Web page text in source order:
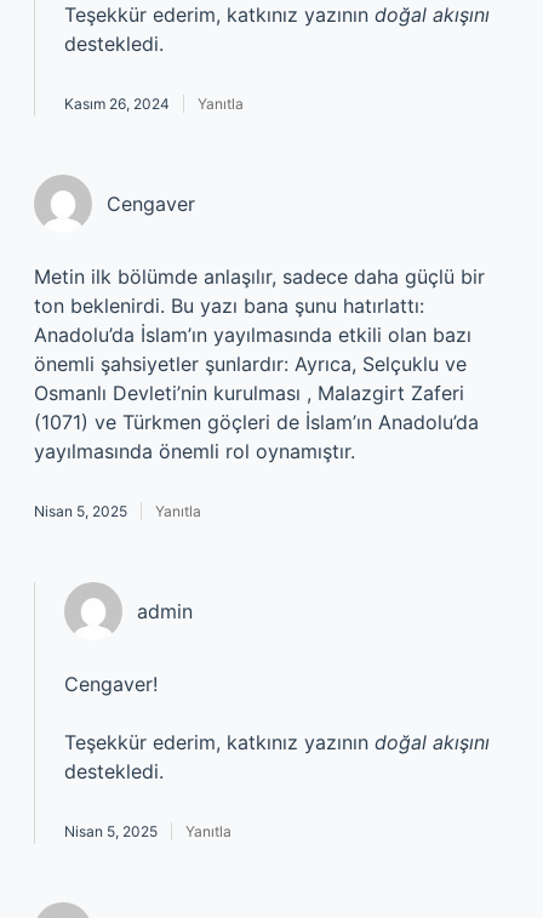
Teşekkür ederim, katkınız yazının doğal akışını
destekledi.
Kasım 26, 2024 Yanıtla
Cengaver
Metin ilk bölümde anlaşılır, sadece daha güçlü bir
ton beklenirdi. Bu yazı bana şunu hatırlattı:
Anadolu’da İslam’ın yayılmasında etkili olan bazı
önemli şahsiyetler şunlardır: Ayrıca, Selçuklu ve
Osmanlı Devleti’nin kurulması , Malazgirt Zaferi
(1071) ve Türkmen göçleri de İslam’ın Anadolu’da
yayılmasında önemli rol oynamıştır.
Nisan 5, 2025 Yanıtla
admin
Cengaver!
Teşekkür ederim, katkınız yazının doğal akışını
destekledi.
Nisan 5, 2025 Yanıtla